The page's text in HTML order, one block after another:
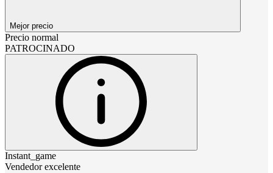
Mejor precio
Precio normal
PATROCINADO
Instant_game
Vendedor excelente